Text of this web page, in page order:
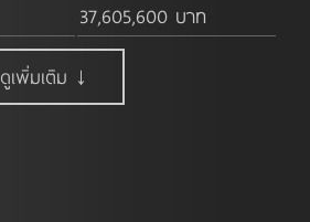
37,605,600 บาท
ดูเพิ่มเติม ↓